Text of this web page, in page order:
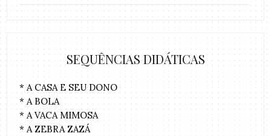
SEQUÊNCIAS DIDÁTICAS
* A CASA E SEU DONO
* A BOLA
* A VACA MIMOSA
* A ZEBRA ZAZÁ